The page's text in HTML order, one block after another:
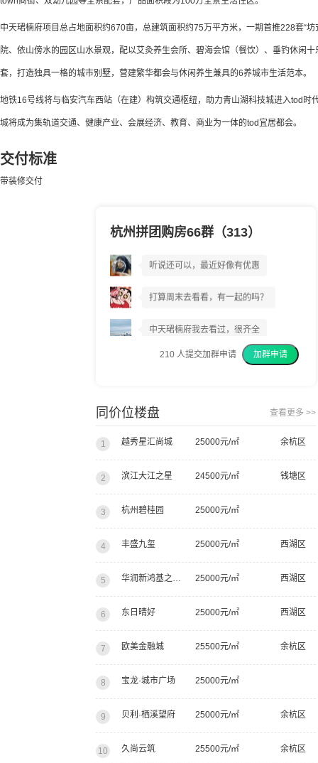
中天珺楠府项目总占地面积约670亩，总建筑面积约75万平方米，一期首推228套“
院、依山傍水的园区山水景观，配以艾灸养生会所、碧海会馆（餐饮）、垂钓休闲
套，打造独具一格的城市别墅，营建繁华都会与休闲养生兼具的6养城市生活范本。
地铁16号线将与临安汽车西站（在建）构筑交通枢纽，助力青山湖科技城进入tod
城将成为集轨道交通、健康产业、会展经济、教育、商业为一体的tod宜居都会。
交付标准
带装修交付
杭州拼团购房66群（313）
中天珺楠府到底好不好?
听说还可以，最近好像有优惠
打算周末去看看，有一起的吗？
中天珺楠府我去看过，很齐全
我上周已经交了意向金
210 人提交加群申请 加群申请
同价位楼盘 查看更多 >>
1 越秀星汇尚城 25000元/㎡ 余杭区
2 滨江大江之星 24500元/㎡ 钱塘区
3 杭州碧桂园 25000元/㎡
4 丰盛九玺 25000元/㎡ 西湖区
5 华润新鸿基之江九里 25000元/㎡ 西湖区
6 东日晴好 25000元/㎡ 西湖区
7 欧美金融城 25500元/㎡ 余杭区
8 宝龙·城市广场 25000元/㎡
9 贝利·栖溪望府 25000元/㎡ 余杭区
10 久尚云筑 25500元/㎡ 余杭区